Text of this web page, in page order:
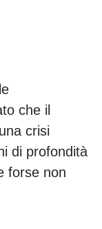
che il
crisi
di profondità
forse non